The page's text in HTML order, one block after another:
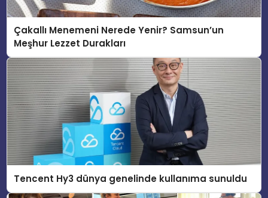
Çakallı Menemeni Nerede Yenir? Samsun’un
Meşhur Lezzet Durakları
Tencent Hy3 dünya genelinde kullanıma sunuldu